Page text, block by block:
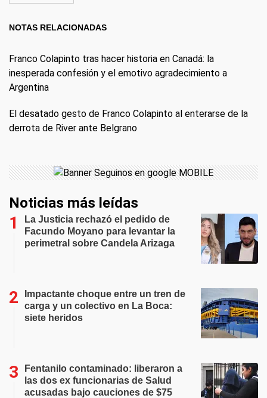
NOTAS RELACIONADAS
Franco Colapinto tras hacer historia en Canadá: la
inesperada confesión y el emotivo agradecimiento a
Argentina
El desatado gesto de Franco Colapinto al enterarse de la
derrota de River ante Belgrano
Noticias más leídas
La Justicia rechazó el pedido de
Facundo Moyano para levantar la
perimetral sobre Candela Arizaga
Impactante choque entre un tren de
carga y un colectivo en La Boca:
siete heridos
Fentanilo contaminado: liberaron a
las dos ex funcionarias de Salud
acusadas bajo cauciones de $75